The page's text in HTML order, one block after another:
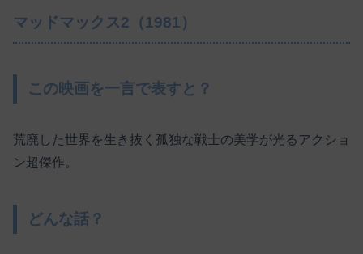
マッドマックス2（1981）
この映画を一言で表すと？
荒廃した世界を生き抜く孤独な戦士の美学が光るアクショ
ン超傑作。
どんな話？